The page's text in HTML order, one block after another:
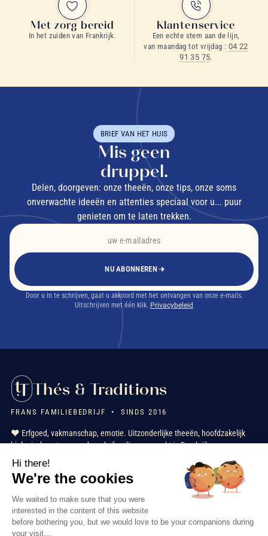
Met zorg bereid
In het zuiden van Frankrijk.
Klantenservice
Een echte stem aan de lijn,
van maandag tot vrijdag : 04 22
91 35 75.
BRIEF VAN HET HUIS
Mis geen
druppel.
Delen, doorgeven: onze theeën, onze tips, onze soms
onverwachte ideeën en attenties speciaal voor u... puur
genieten om te laten trekken.
NU ABONNEREN
Door u in te schrijven, gaat u akkoord met het ontvangen van onze e-mails.
Uitschrijven met één klik. Privacybeleid
Thés & Traditions
FRANS FAMILIEBEDRIJF • SINDS 2016
❤️ Erfgoed, vakmanschap, emotie. Uitzonderlijke theeën, hoofdzakelijk
biologisch, ontworpen door de familie en verpakt in Frankrijk.
★★★★★+ 2000 beoordelingen geverifieerde klanten
FR EN IT NL
Hi there!
We're the cookies
We waited to make sure that you were
interested in the content of this website
before bothering you, but we would love to be your companions during
your visit...